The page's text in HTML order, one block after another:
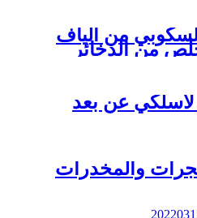
من ألياف
من الذخائر
عن بعد
والمخدرات